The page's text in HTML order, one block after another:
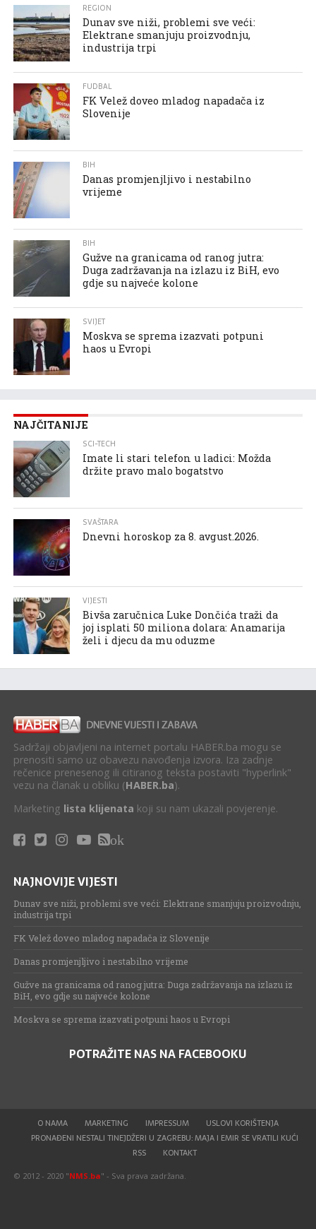
REGION
Dunav sve niži, problemi sve veći:
Elektrane smanjuju proizvodnju,
industrija trpi
FUDBAL
FK Velež doveo mladog napadača iz
Slovenije
BIH
Danas promjenjljivo i nestabilno
vrijeme
BIH
Gužve na granicama od ranog jutra:
Duga zadržavanja na izlazu iz BiH, evo
gdje su najveće kolone
SVIJET
Moskva se sprema izazvati potpuni
haos u Evropi
NAJČITANIJE
SCI-TECH
Imate li stari telefon u ladici: Možda
držite pravo malo bogatstvo
SVAŠTARA
Dnevni horoskop za 8. avgust.2026.
VIJESTI
Bivša zaručnica Luke Dončića traži da
joj isplati 50 miliona dolara: Anamarija
želi i djecu da mu oduzme
Sadržaji objavljeni na internet portalu HABER.ba mogu se
prenositi samo uz obavezu navođenja izvora. Iza zadnje
rečenice prenesenog ili citiranog teksta postaviti "hyperlink"
vezu na članak u obliku (HABER.ba).
Marketing lista klijenata koji su nam ukazali povjerenje.
ok
NAJNOVIJE VIJESTI
Dunav sve niži, problemi sve veći: Elektrane smanjuju proizvodnju,
industrija trpi
FK Velež doveo mladog napadača iz Slovenije
Danas promjenjljivo i nestabilno vrijeme
Gužve na granicama od ranog jutra: Duga zadržavanja na izlazu iz
BiH, evo gdje su najveće kolone
Moskva se sprema izazvati potpuni haos u Evropi
POTRAŽITE NAS NA FACEBOOKU
O NAMA MARKETING IMPRESSUM
USLOVI KORIŠTENJA
PRONAĐENI NESTALI TINEJDŽERI U ZAGREBU: MAJA I EMIR SE VRATILI KUĆI
RSS
KONTAKT
© 2012 - 2020 "NMS.ba" - Sva prava zadržana.